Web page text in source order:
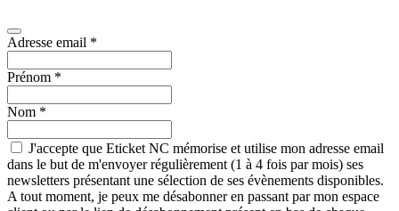
Adresse email *
Prénom *
Nom *
J'accepte que Eticket NC mémorise et utilise mon adresse email
dans le but de m'envoyer régulièrement (1 à 4 fois par mois) ses
newsletters présentant une sélection de ses évènements disponibles.
A tout moment, je peux me désabonner en passant par mon espace